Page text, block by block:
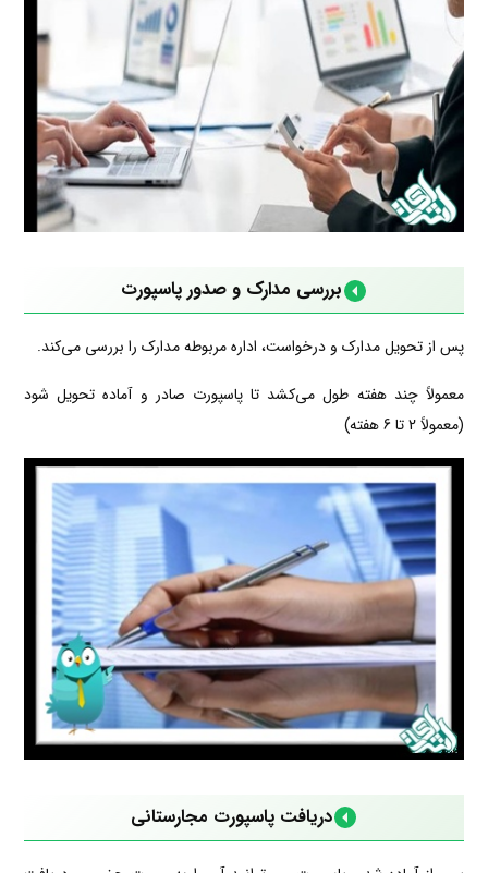
بررسی مدارک و صدور پاسپورت
پس از تحویل مدارک و درخواست، اداره مربوطه مدارک را بررسی می‌کند.
معمولاً چند هفته طول می‌کشد تا پاسپورت صادر و آماده تحویل شود
(معمولاً 2 تا 6 هفته)
دریافت پاسپورت مجارستانی